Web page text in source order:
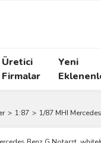
Üretici
Firmalar
Yeni
1:87 1/87 MHI